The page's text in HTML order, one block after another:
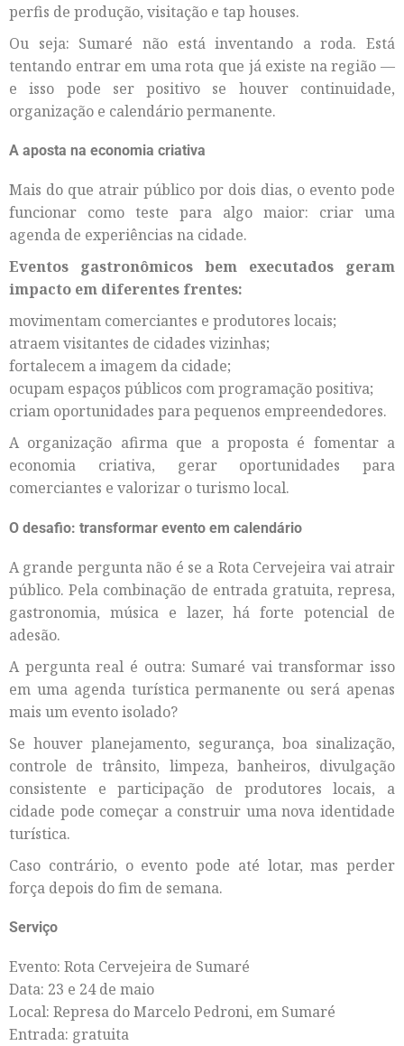
perfis de produção, visitação e tap houses.
Ou seja: Sumaré não está inventando a roda. Está
tentando entrar em uma rota que já existe na região —
e isso pode ser positivo se houver continuidade,
organização e calendário permanente.
A aposta na economia criativa
Mais do que atrair público por dois dias, o evento pode
funcionar como teste para algo maior: criar uma
agenda de experiências na cidade.
Eventos gastronômicos bem executados geram
impacto em diferentes frentes:
movimentam comerciantes e produtores locais;
atraem visitantes de cidades vizinhas;
fortalecem a imagem da cidade;
ocupam espaços públicos com programação positiva;
criam oportunidades para pequenos empreendedores.
A organização afirma que a proposta é fomentar a
economia criativa, gerar oportunidades para
comerciantes e valorizar o turismo local.
O desafio: transformar evento em calendário
A grande pergunta não é se a Rota Cervejeira vai atrair
público. Pela combinação de entrada gratuita, represa,
gastronomia, música e lazer, há forte potencial de
adesão.
A pergunta real é outra: Sumaré vai transformar isso
em uma agenda turística permanente ou será apenas
mais um evento isolado?
Se houver planejamento, segurança, boa sinalização,
controle de trânsito, limpeza, banheiros, divulgação
consistente e participação de produtores locais, a
cidade pode começar a construir uma nova identidade
turística.
Caso contrário, o evento pode até lotar, mas perder
força depois do fim de semana.
Serviço
Evento: Rota Cervejeira de Sumaré
Data: 23 e 24 de maio
Local: Represa do Marcelo Pedroni, em Sumaré
Entrada: gratuita